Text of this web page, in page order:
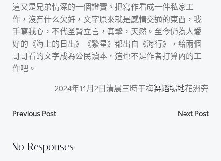
這又是兄弟情深的一個證實。把寫作看成一件私家工
作，沒有什么欠好，文字原來就是感情交通的東西，我
手寫我心，不代圣賢立言，真摯，天然。至今仍為人愛
好的《海上的日出》《繁星》都出自《海行》，給兩個
哥哥看的文字成為公民讀本，這也不是作者打算內的工
作吧。
2024年11月2日清晨三時于梅舞蹈場地花洲旁
Post
navigation
Previous Post Next Post
No Responses